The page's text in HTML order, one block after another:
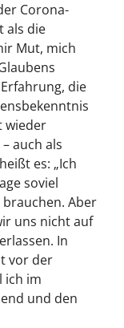
Corona-
als die
Mut, mich
die
wieder
auch als
es: „Ich
soviel
Aber
uns nicht auf
In
vor der
ich im
und den